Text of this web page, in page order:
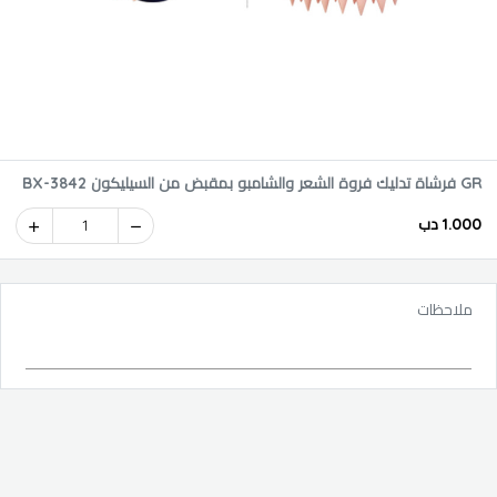
GR فرشاة تدليك فروة الشعر والشامبو بمقبض من السيليكون BX-3842
1.000 دب 1
ملاحظات